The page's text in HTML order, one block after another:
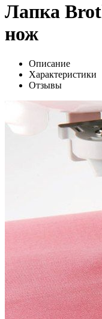
Лапка
нож
Описание
Характеристики
Отзывы